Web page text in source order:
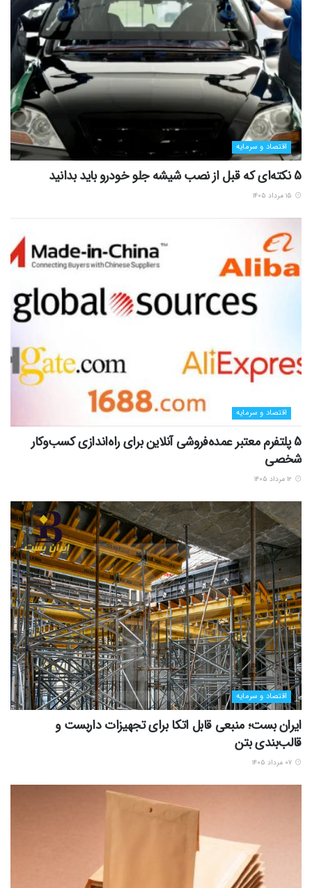
اقتصاد و سرمایه
5 نکته‌ای که قبل از نصب شیشه جلو خودرو باید بدانید
اقتصاد و سرمایه
5 پلتفرم معتبر عمده‌فروشی آنلاین برای راه‌اندازی کسب‌وکار
شخصی
اقتصاد و سرمایه
ایران بست؛ منبعی قابل اتکا برای تجهیزات داربست و
قالب‌بندی بتن